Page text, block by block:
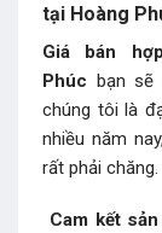
tại Hoàng
Giá bán
Phúc bạn
chúng tôi là
nhiều năm
rất phải chăng.
Cam kết